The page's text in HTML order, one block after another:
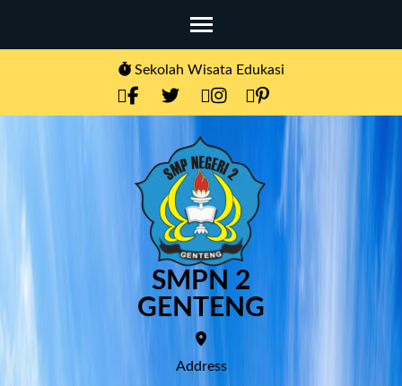
Enter)
Sekolah Wisata Edukasi
SMPN 2
GENTENG
Address